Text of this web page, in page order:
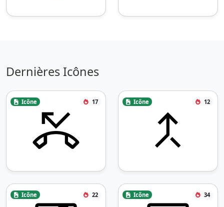
Dernières Icônes
Icône 17 Icône 12
Icône 22 Icône 34